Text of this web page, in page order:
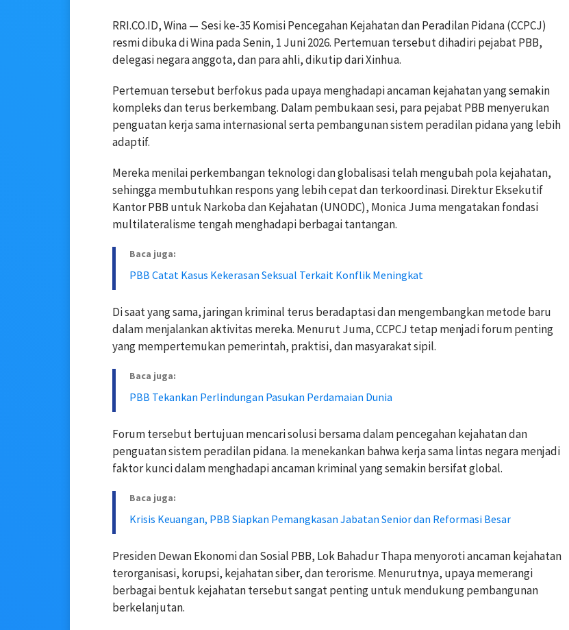
RRI.CO.ID, Wina — Sesi ke-35 Komisi Pencegahan Kejahatan dan Peradilan Pidana (CCPCJ)
resmi dibuka di Wina pada Senin, 1 Juni 2026. Pertemuan tersebut dihadiri pejabat PBB,
delegasi negara anggota, dan para ahli, dikutip dari Xinhua.
Pertemuan tersebut berfokus pada upaya menghadapi ancaman kejahatan yang semakin
kompleks dan terus berkembang. Dalam pembukaan sesi, para pejabat PBB menyerukan
penguatan kerja sama internasional serta pembangunan sistem peradilan pidana yang lebih
adaptif.
Mereka menilai perkembangan teknologi dan globalisasi telah mengubah pola kejahatan,
sehingga membutuhkan respons yang lebih cepat dan terkoordinasi. Direktur Eksekutif
Kantor PBB untuk Narkoba dan Kejahatan (UNODC), Monica Juma mengatakan fondasi
multilateralisme tengah menghadapi berbagai tantangan.
Baca juga:
PBB Catat Kasus Kekerasan Seksual Terkait Konflik Meningkat
Di saat yang sama, jaringan kriminal terus beradaptasi dan mengembangkan metode baru
dalam menjalankan aktivitas mereka. Menurut Juma, CCPCJ tetap menjadi forum penting
yang mempertemukan pemerintah, praktisi, dan masyarakat sipil.
Baca juga:
PBB Tekankan Perlindungan Pasukan Perdamaian Dunia
Forum tersebut bertujuan mencari solusi bersama dalam pencegahan kejahatan dan
penguatan sistem peradilan pidana. Ia menekankan bahwa kerja sama lintas negara menjadi
faktor kunci dalam menghadapi ancaman kriminal yang semakin bersifat global.
Baca juga:
Krisis Keuangan, PBB Siapkan Pemangkasan Jabatan Senior dan Reformasi Besar
Presiden Dewan Ekonomi dan Sosial PBB, Lok Bahadur Thapa menyoroti ancaman kejahatan
terorganisasi, korupsi, kejahatan siber, dan terorisme. Menurutnya, upaya memerangi
berbagai bentuk kejahatan tersebut sangat penting untuk mendukung pembangunan
berkelanjutan.